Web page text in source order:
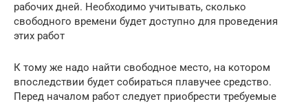
рабочих дней. Необходимо учитывать, сколько
свободного времени будет доступно для проведения
этих работ
К тому же надо найти свободное место, на котором
впоследствии будет собираться плавучее средство.
Перед началом работ следует приобрести требуемые